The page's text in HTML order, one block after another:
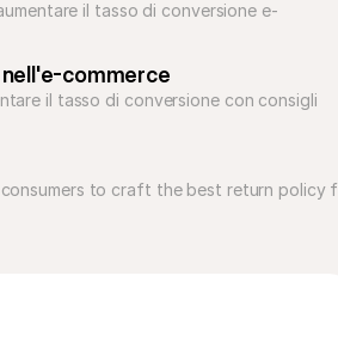
il tasso di conversione e-
nell'e-commerce
il tasso di conversione con consigli
to craft the best return policy